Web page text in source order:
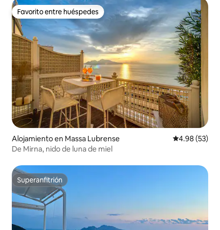
Favorito entre huéspedes
Favorito entre huéspedes
Alojamiento en Massa Lubrense Calificación
4.98 (53)
De Mirna, nido de luna de miel
Superanfitrión
Superanfitrión